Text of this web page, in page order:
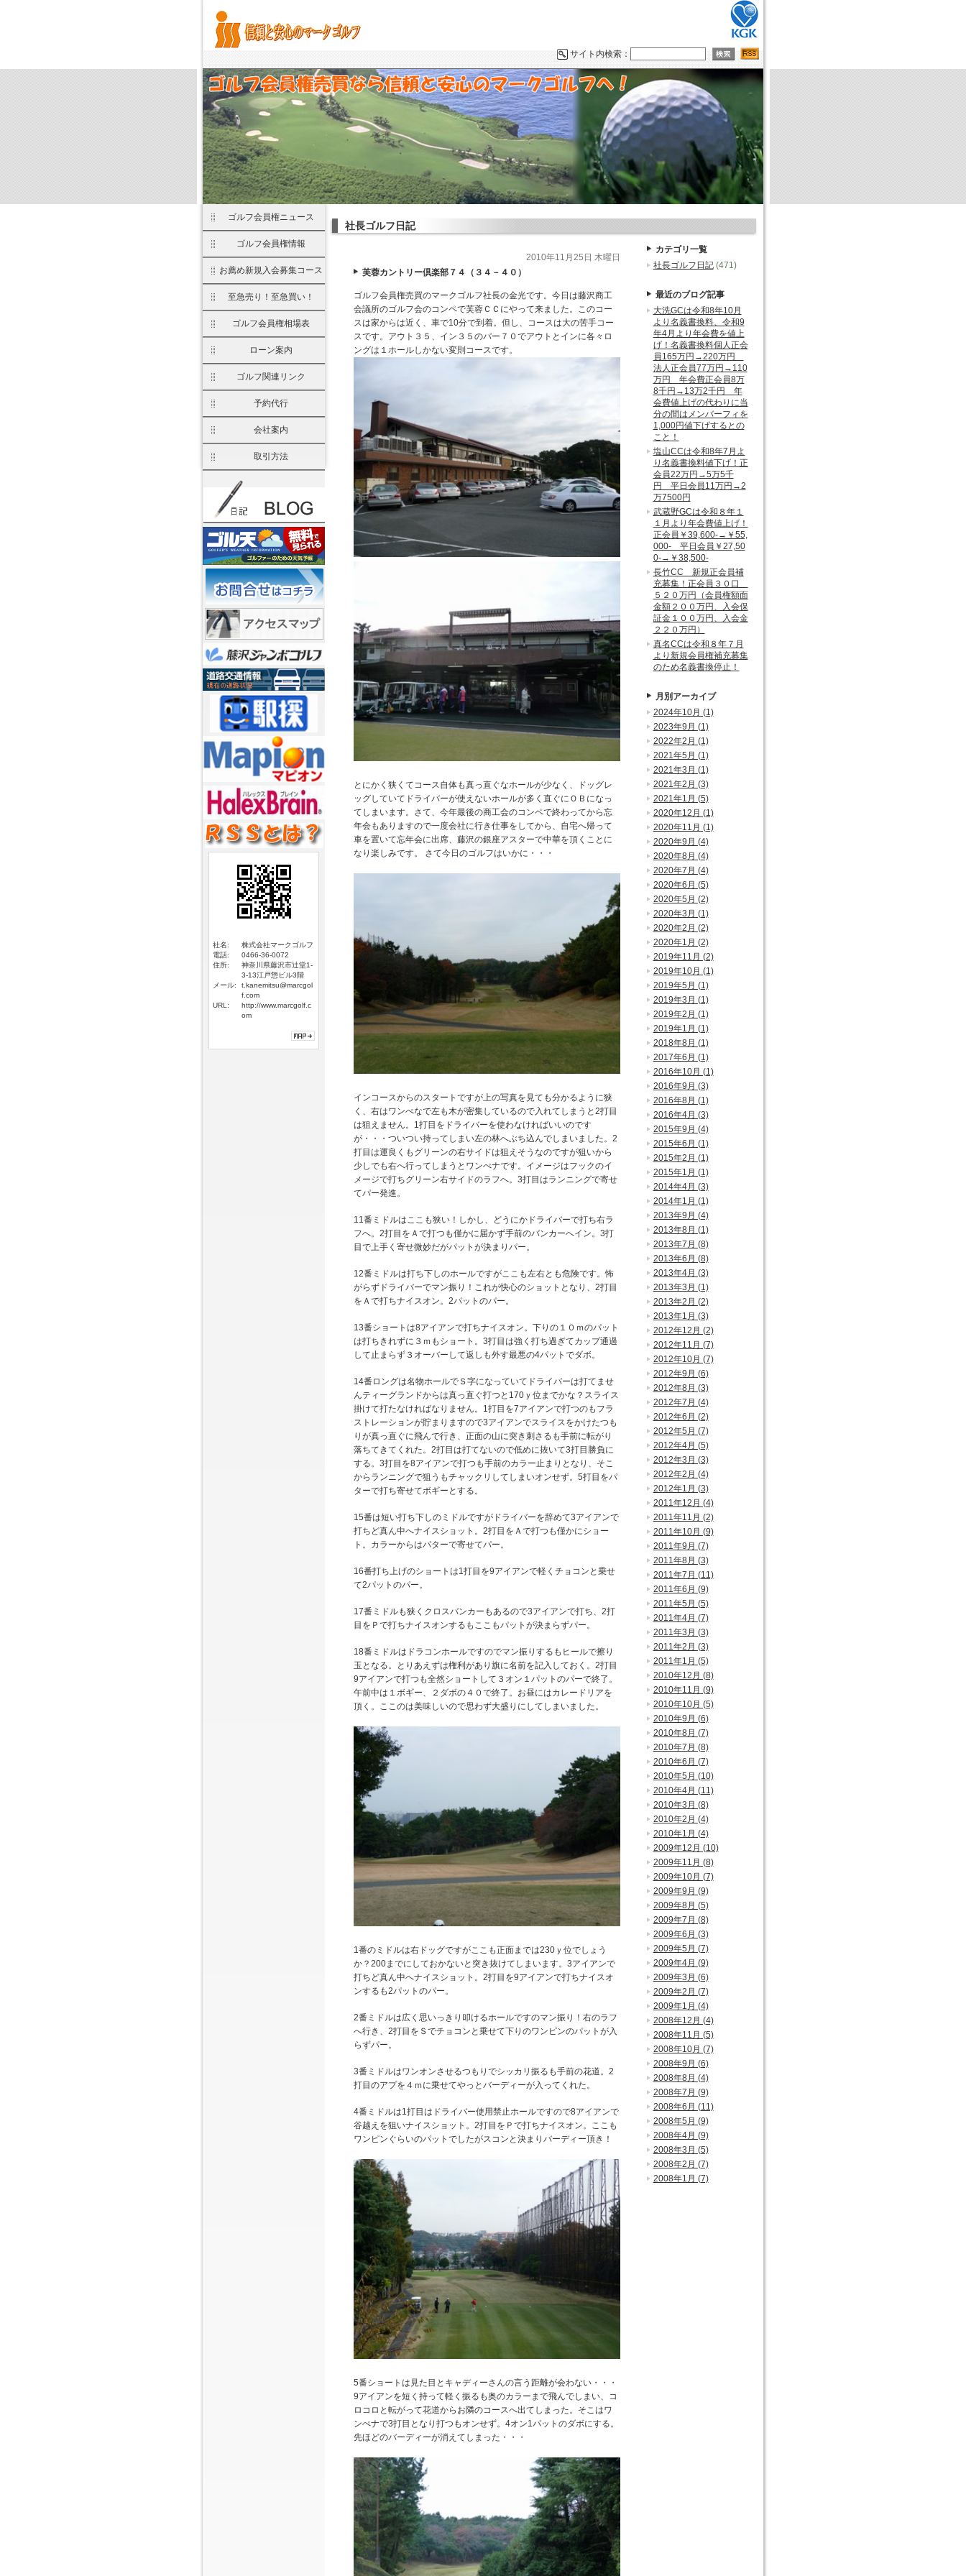
サイト内検索：
社長ゴルフ日記
2010年11月25日 木曜日
芙蓉カントリー倶楽部７４（３４－４０）
ゴルフ会員権売買のマークゴルフ社長の金光です。今日は藤沢商工
会議所のゴルフ会のコンペで芙蓉ＣＣにやって来ました。このコー
スは家からは近く、車で10分で到着。但し、コースは大の苦手コー
スです。アウト３５、イン３５のパー７０でアウトとインに各々ロ
ングは１ホールしかない変則コースです。
とにかく狭くてコース自体も真っ直ぐなホールが少なく、ドッグレ
ッグしていてドライバーが使えないホールが多く直ぐにＯＢになっ
てしまいます。さて、今年最後の商工会のコンペで終わってから忘
年会もありますので一度会社に行き仕事をしてから、自宅へ帰って
車を置いて忘年会に出席、藤沢の銀座アスターで中華を頂くことに
なり楽しみです。 さて今日のゴルフはいかに・・・
インコースからのスタートですが上の写真を見ても分かるように狭
く、右はワンぺなで左も木が密集しているので入れてしまうと2打目
は狙えません。1打目をドライバーを使わなければいいのです
が・・・ついつい持ってしまい左の林へぶち込んでしまいました。2
打目は運良くもグリーンの右サイドは狙えそうなのですが狙いから
少しでも右へ行ってしまうとワンぺナです。イメージはフックのイ
メージで打ちグリーン右サイドのラフへ。3打目はランニングで寄せ
てパー発進。
11番ミドルはここも狭い！しかし、どうにかドライバーで打ち右ラ
フへ。2打目をＡで打つも僅かに届かず手前のバンカーへイン。3打
目で上手く寄せ微妙だがパットが決まりパー。
12番ミドルは打ち下しのホールですがここも左右とも危険です。怖
がらずドライバーでマン振り！これが快心のショットとなり、2打目
をＡで打ちナイスオン。2パットのパー。
13番ショートは8アイアンで打ちナイスオン。下りの１０ｍのパット
は打ちきれずに３ｍもショート。3打目は強く打ち過ぎてカップ通過
して止まらず３オーバーして返しも外す最悪の4パットでダボ。
14番ロングは名物ホールでＳ字になっていてドライバーは打てませ
んティーグランドからは真っ直ぐ打つと170ｙ位までかな？スライス
掛けて打たなければなりません。1打目を7アイアンで打つのもフラ
ストレーションが貯まりますので3アイアンでスライスをかけたつも
りが真っ直ぐに飛んで行き、正面の山に突き刺さるも手前に転がり
落ちてきてくれた。2打目は打てないので低めに抜いて3打目勝負に
する。3打目を8アイアンで打つも手前のカラー止まりとなり、そこ
からランニングで狙うもチャックリしてしまいオンせず。5打目をパ
ターで打ち寄せてボギーとする。
15番は短い打ち下しのミドルですがドライバーを辞めて3アイアンで
打ちど真ん中へナイスショット。2打目をＡで打つも僅かにショー
ト。カラーからはパターで寄せてパー。
16番打ち上げのショートは1打目を9アイアンで軽くチョコンと乗せ
て2パットのパー。
17番ミドルも狭くクロスバンカーもあるので3アイアンで打ち、2打
目をＰで打ちナイスオンするもここもパットが決まらずパー。
18番ミドルはドラコンホールですのでマン振りするもヒールで擦り
玉となる。とりあえずは権利があり旗に名前を記入しておく。2打目
9アイアンで打つも全然ショートして３オン１パットのパーで終了。
午前中は１ボギー、２ダボの４０で終了。お昼にはカレードリアを
頂く。ここのは美味しいので思わず大盛りにしてしまいました。
1番のミドルは右ドッグですがここも正面までは230ｙ位でしょう
か？200までにしておかないと突き抜けてしまいます。3アイアンで
打ちど真ん中へナイスショット。2打目を9アイアンで打ちナイスオ
ンするも2パットのパー。
2番ミドルは広く思いっきり叩けるホールですのマン振り！右のラフ
へ行き、2打目をＳでチョコンと乗せて下りのワンピンのパットが入
らずパー。
3番ミドルはワンオンさせるつもりでシッカリ振るも手前の花道。2
打目のアプを４ｍに乗せてやっとバーディーが入ってくれた。
4番ミドルは1打目はドライバー使用禁止ホールですので8アイアンで
谷越えを狙いナイスショット。2打目をＰで打ちナイスオン。ここも
ワンピンぐらいのパットでしたがスコンと決まりバーディー頂き！
5番ショートは見た目とキャディーさんの言う距離が会わない・・・
9アイアンを短く持って軽く振るも奥のカラーまで飛んでしまい、コ
ロコロと転がって花道からお隣のコースへ出てしまった。そこはワ
ンぺナで3打目となり打つもオンせず。4オン1パットのダボにする。
先ほどのバーディーが消えてしまった・・・
カテゴリ一覧
社長ゴルフ日記(471)
最近のブログ記事
大洗GCは令和8年10月
より名義書換料、令和9
年4月より年会費を値上
げ！名義書換料個人正会
員165万円→220万円
法人正会員77万円→110
万円 年会費正会員8万
8千円→13万2千円 年
会費値上げの代わりに当
分の間はメンバーフィを
1,000円値下げするとの
こと！
塩山CCは令和8年7月よ
り名義書換料値下げ！正
会員22万円→5万5千
円 平日会員11万円→2
万7500円
武蔵野GCは令和８年１
１月より年会費値上げ！
正会員￥39,600-→￥55,
000- 平日会員￥27,50
0-→￥38,500-
長竹CC 新規正会員補
充募集！正会員３０口
５２０万円（会員権額面
金額２００万円、入会保
証金１００万円、入会金
２２０万円）
真名CCは令和８年７月
より新規会員権補充募集
のため名義書換停止！
月別アーカイブ
2024年10月 (1)
2023年9月 (1)
2022年2月 (1)
2021年5月 (1)
2021年3月 (1)
2021年2月 (3)
2021年1月 (5)
2020年12月 (1)
2020年11月 (1)
2020年9月 (4)
2020年8月 (4)
2020年7月 (4)
2020年6月 (5)
2020年5月 (2)
2020年3月 (1)
2020年2月 (2)
2020年1月 (2)
2019年11月 (2)
2019年10月 (1)
2019年5月 (1)
2019年3月 (1)
2019年2月 (1)
2019年1月 (1)
2018年8月 (1)
2017年6月 (1)
2016年10月 (1)
2016年9月 (3)
2016年8月 (1)
2016年4月 (3)
2015年9月 (4)
2015年6月 (1)
2015年2月 (1)
2015年1月 (1)
2014年4月 (3)
2014年1月 (1)
2013年9月 (4)
2013年8月 (1)
2013年7月 (8)
2013年6月 (8)
2013年4月 (3)
2013年3月 (1)
2013年2月 (2)
2013年1月 (3)
2012年12月 (2)
2012年11月 (7)
2012年10月 (7)
2012年9月 (6)
2012年8月 (3)
2012年7月 (4)
2012年6月 (2)
2012年5月 (7)
2012年4月 (5)
2012年3月 (3)
2012年2月 (4)
2012年1月 (3)
2011年12月 (4)
2011年11月 (2)
2011年10月 (9)
2011年9月 (7)
2011年8月 (3)
2011年7月 (11)
2011年6月 (9)
2011年5月 (5)
2011年4月 (7)
2011年3月 (3)
2011年2月 (3)
2011年1月 (5)
2010年12月 (8)
2010年11月 (9)
2010年10月 (5)
2010年9月 (6)
2010年8月 (7)
2010年7月 (8)
2010年6月 (7)
2010年5月 (10)
2010年4月 (11)
2010年3月 (8)
2010年2月 (4)
2010年1月 (4)
2009年12月 (10)
2009年11月 (8)
2009年10月 (7)
2009年9月 (9)
2009年8月 (5)
2009年7月 (8)
2009年6月 (3)
2009年5月 (7)
2009年4月 (9)
2009年3月 (6)
2009年2月 (7)
2009年1月 (4)
2008年12月 (4)
2008年11月 (5)
2008年10月 (7)
2008年9月 (6)
2008年8月 (4)
2008年7月 (9)
2008年6月 (11)
2008年5月 (9)
2008年4月 (9)
2008年3月 (5)
2008年2月 (7)
2008年1月 (7)
ゴルフ会員権ニュース
ゴルフ会員権情報
お薦め新規入会募集コース
至急売り！至急買い！
ゴルフ会員権相場表
ローン案内
ゴルフ関連リンク
予約代行
会社案内
取引方法
社名:
株式会社マークゴルフ
電話:
0466-36-0072
住所:
神奈川県藤沢市辻堂1-
3-13江戸惣ビル3階
メール:
t.kanemitsu@marcgol
f.com
URL:
http://www.marcgolf.c
om